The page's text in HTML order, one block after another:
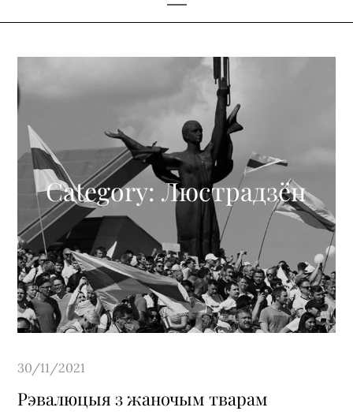
Category:Люстрадзён
Posted
on
30/11/2021
Рэвалюцыя з жаночым тварам